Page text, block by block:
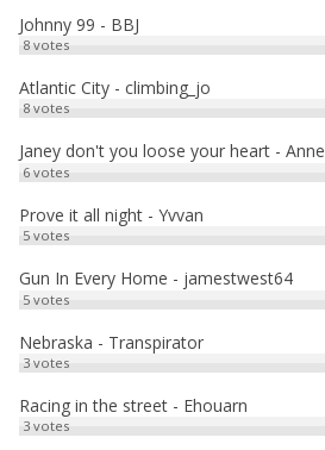
n
g
e
r
Johnny 99 - BBJ
8votes
Atlantic City - climbing_jo
8votes
Janey don't you loose your heart - Anne
6votes
Prove it all night - Yvvan
5votes
Gun In Every Home - jamestwest64
5votes
Nebraska - Transpirator
3votes
Racing in the street - Ehouarn
3votes